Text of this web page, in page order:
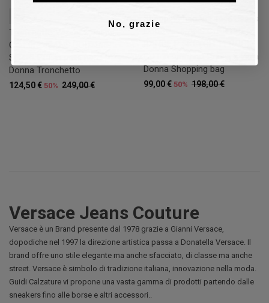
Tronchetto Versace Jeans
Couture JEANS COUTURE
SCARLETT in pelle nero
Donna Tronchetto
249,00 €
124,50 € 50%
Shopping bag Versace Jeans
CUT in saffiano fucsia e viola
Donna Shopping bag
198,00 €
99,00 € 50%
Versace Jeans Couture
Versace è un Brand presente dal 1978 grazie a Gianni Versace,
dopodiche nel 1997 la direzione artistica passa a Donatella Versace. Il
brand offre uno stile elegante ma anche sfacciato, di classe ma anche
street. Versace è simbolo di tradizione italiana, innovazione nella moda.
Guidi Calzature vi propone una vasta gamma di prodotti partendo dalle
sneakers fino alle borse e altri accessori..
No, grazie